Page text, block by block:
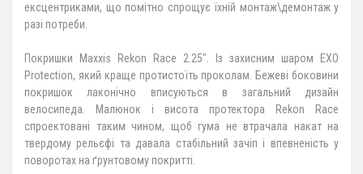
ексцентриками, що помітно спрощує їхній монтаж\демонтаж у
разі потреби.
Покришки Maxxis Rekon Race 2.25". Із захисним шаром EXO
Protection, який краще протистоїть проколам. Бежеві боковини
покришок лаконічно вписуються в загальний дизайн
велосипеда. Малюнок і висота протектора Rekon Race
спроектовані таким чином, щоб гума не втрачала накат на
твердому рельєфі та давала стабільний зачіп і впевненість у
поворотах на ґрунтовому покритті.